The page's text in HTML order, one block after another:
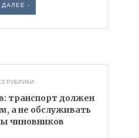
ДАЛЕЕ -
РУБРИКИ
транспорт должен
а не обслуживать
чиновников